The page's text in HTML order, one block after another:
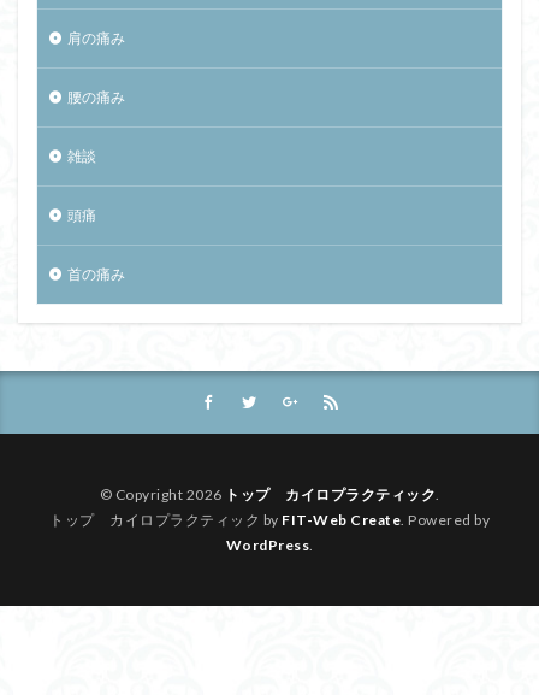
肩の痛み
腰の痛み
雑談
頭痛
首の痛み
© Copyright 2026 トップ カイロプラクティック
トップ カイロプラクティック by FIT-Web Create . Powered by
WordPress